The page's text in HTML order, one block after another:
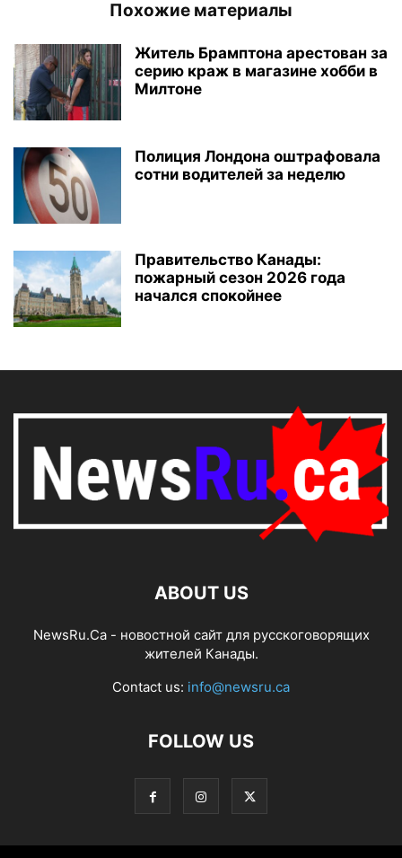
Похожие материалы
Житель Брамптона арестован за
серию краж в магазине хобби в
Милтоне
Полиция Лондона оштрафовала
сотни водителей за неделю
Правительство Канады:
пожарный сезон 2026 года
начался спокойнее
ABOUT US
NewsRu.Ca - новостной сайт для русскоговорящих
жителей Канады.
Contact us: info@newsru.ca
FOLLOW US